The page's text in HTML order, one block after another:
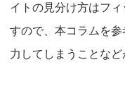
イトの見分け方はフ
すので、本コラムを
力してしまうことなど